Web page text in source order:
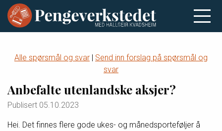
Alle spørsmål og svar | Send inn forslag på spørsmål og
svar
Anbefalte utenlandske aksjer?
Publisert 05.10.2023
Hei. Det finnes flere gode ukes- og månedsporteføljer å